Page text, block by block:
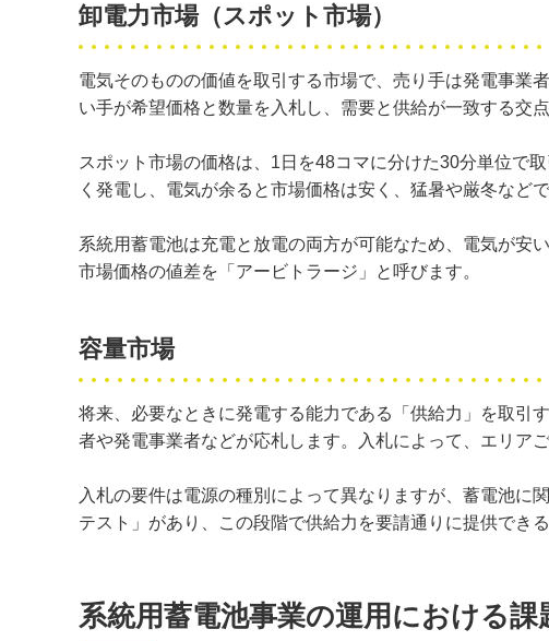
卸電力市場（スポット市場）
電気そのものの価値を取引する市場で、売り手は発電事業
い手が希望価格と数量を入札し、需要と供給が一致する交
スポット市場の価格は、1日を48コマに分けた30分単位で
く発電し、電気が余ると市場価格は安く、猛暑や厳冬など
系統用蓄電池は充電と放電の両方が可能なため、電気が安
市場価格の値差を「アービトラージ」と呼びます。
容量市場
将来、必要なときに発電する能力である「供給力」を取引
者や発電事業者などが応札します。入札によって、エリア
入札の要件は電源の種別によって異なりますが、蓄電池に
テスト」があり、この段階で供給力を要請通りに提供でき
系統用蓄電池事業の運用における課